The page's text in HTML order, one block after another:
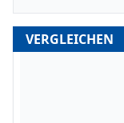
VERGLEICHEN